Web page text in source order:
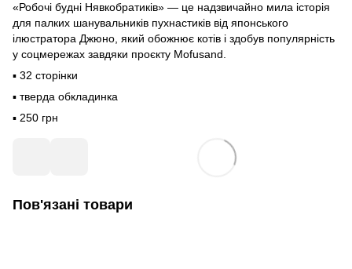
«Робочі будні Нявкобратиків» — це надзвичайно мила історія
для палких шанувальників пухнастиків від японського
ілюстратора Джюно, який обожнює котів і здобув популярність
у соцмережах завдяки проєкту Mofusand.
▪️ 32 сторінки
▪️ тверда обкладинка
▪️ 250 грн
Пов'язані товари